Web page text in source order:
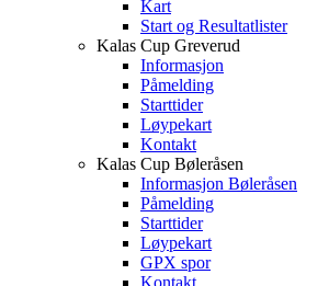
Kart
Start og Resultatlister
Kalas Cup Greverud
Informasjon
Påmelding
Starttider
Løypekart
Kontakt
Kalas Cup Bøleråsen
Informasjon Bøleråsen
Påmelding
Starttider
Løypekart
GPX spor
Kontakt